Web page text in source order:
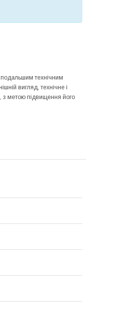
подальшим технічним
вигляд, технічне і
з метою підвищення його